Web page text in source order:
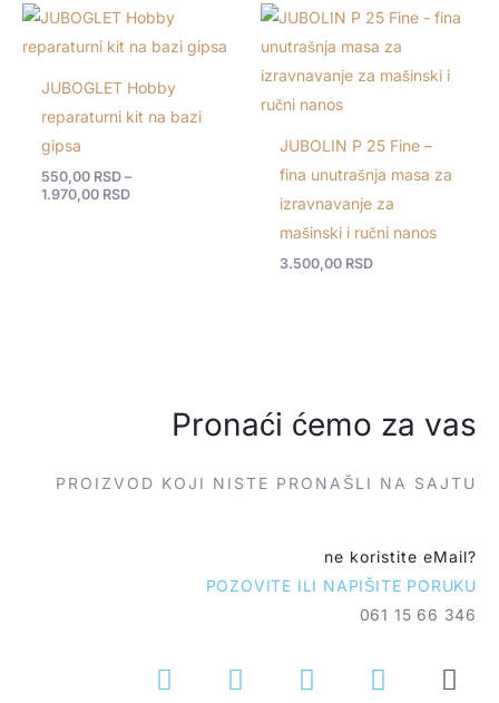
JUBOGLET Hobby
reparaturni kit na bazi
gipsa
550,00 RSD –
1.970,00 RSD
Raspon
cena:
od
do
1.970,00 RSD
JUBOLIN P 25 Fine –
fina unutrašnja masa za
izravnavanje za
mašinski i ručni nanos
3.500,00 RSD
Pronaći ćemo za vas
PROIZVOD KOJI NISTE PRONAŠLI NA SAJTU
ne koristite eMail?
POZOVITE ILI NAPIŠITE PORUKU
061 15 66 346
P
h
C
o
V
i
W
h
E
n